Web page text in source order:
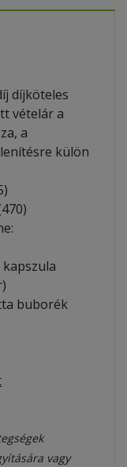
díjköteles
vételár a
a
külön
buborék
vagy